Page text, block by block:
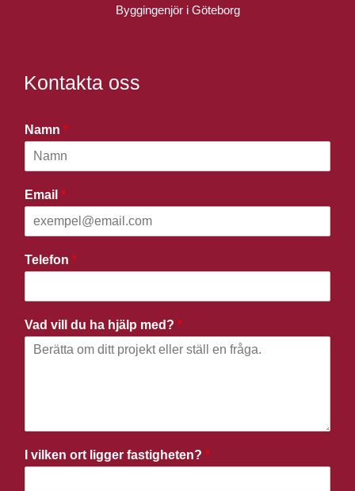
Byggingenjör i Göteborg
Kontakta oss
Namn *
Email *
Telefon *
Vad vill du ha hjälp med? *
I vilken ort ligger fastigheten? *